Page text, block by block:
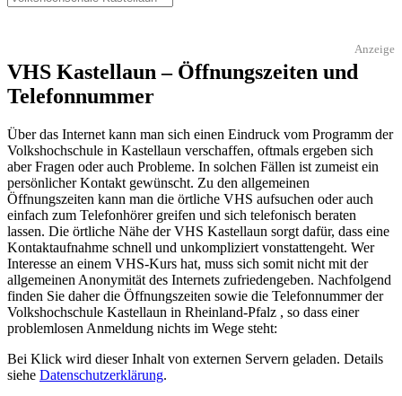
Anzeige
VHS Kastellaun – Öffnungszeiten und
Telefonnummer
Über das Internet kann man sich einen Eindruck vom Programm der
Volkshochschule in Kastellaun verschaffen, oftmals ergeben sich
aber Fragen oder auch Probleme. In solchen Fällen ist zumeist ein
persönlicher Kontakt gewünscht. Zu den allgemeinen
Öffnungszeiten kann man die örtliche VHS aufsuchen oder auch
einfach zum Telefonhörer greifen und sich telefonisch beraten
lassen. Die örtliche Nähe der VHS Kastellaun sorgt dafür, dass eine
Kontaktaufnahme schnell und unkompliziert vonstattengeht. Wer
Interesse an einem VHS-Kurs hat, muss sich somit nicht mit der
allgemeinen Anonymität des Internets zufriedengeben. Nachfolgend
finden Sie daher die Öffnungszeiten sowie die Telefonnummer der
Volkshochschule Kastellaun in Rheinland-Pfalz , so dass einer
problemlosen Anmeldung nichts im Wege steht:
Bei Klick wird dieser Inhalt von externen Servern geladen. Details
siehe Datenschutzerklärung.